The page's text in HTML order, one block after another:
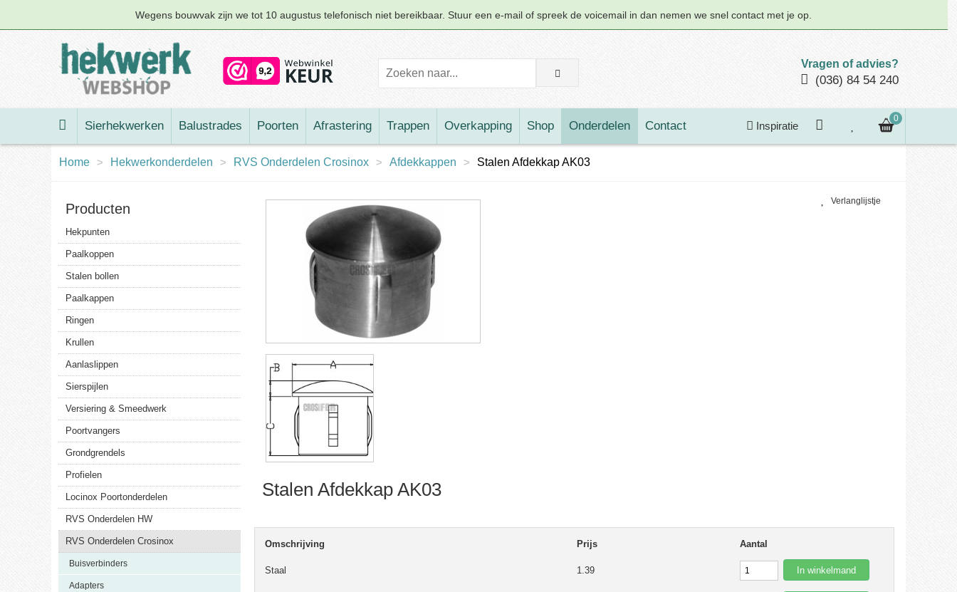
Wegens bouwvak zijn we tot 10 augustus telefonisch niet bereikbaar. Stuur een e-mail of spreek de voicemail in dan nemen we snel contact met je op.
Vragen of advies?
(036) 84 54 240
Sierhekwerken Balustrades Poorten Afrastering Trappen Overkapping Shop Onderdelen Contact Inspiratie
0
Home > Hekwerkonderdelen > RVS Onderdelen Crosinox > Afdekkappen > Stalen Afdekkap AK03
Producten
Hekpunten
Paalkoppen
Stalen bollen
Paalkappen
Ringen
Krullen
Aanlaslippen
Sierspijlen
Versiering & Smeedwerk
Poortvangers
Grondgrendels
Profielen
Locinox Poortonderdelen
RVS Onderdelen HW
RVS Onderdelen Crosinox
Buisverbinders
Adapters
Stalen Afdekkap AK03
Verlanglijstje
Omschrijving Prijs Aantal
Staal 1.39 In winkelmand